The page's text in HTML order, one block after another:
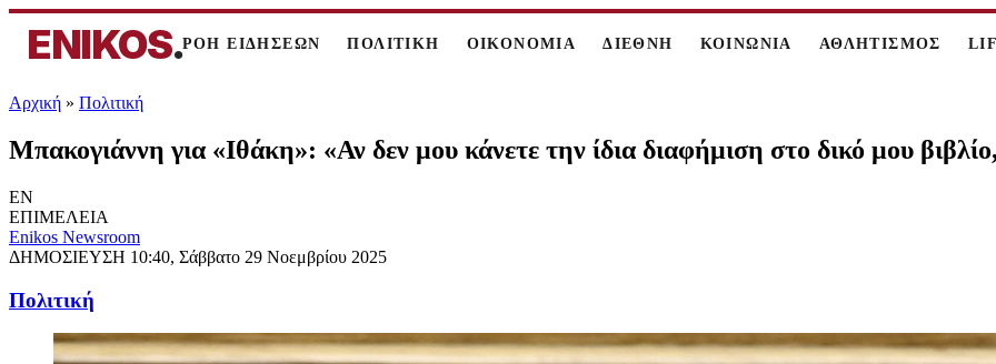
ENIKOS.ΡΟΗ ΕΙΔΗΣΕΩΝ ΠΟΛΙΤΙΚΗ ΟΙΚΟΝΟΜΙΑ ΔΙΕΘΝΗ ΚΟΙΝΩΝΙΑ ΑΘΛΗΤΙΣΜΟΣ
Αρχική » Πολιτική
Μπακογιάννη για «Ιθάκη»: «Αν δεν μου κάνετε την ίδια διαφήμιση στο δικό μου
EN
ΕΠΙΜΕΛΕΙΑ
Enikos Newsroom
ΔΗΜΟΣΙΕΥΣΗ 10:40, Σάββατο 29 Νοεμβρίου 2025
Πολιτική